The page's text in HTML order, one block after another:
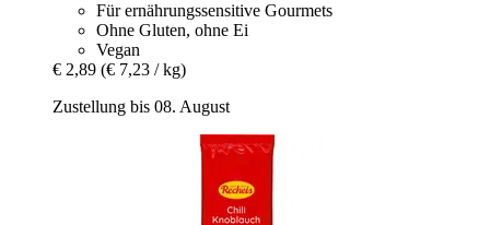
Für ernährungssensitive Gourmets
Ohne Gluten, ohne Ei
Vegan
€ 2,89 (€ 7,23 / kg)
Zustellung bis 08. August